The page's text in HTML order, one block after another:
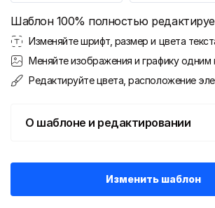
Шаблон 100% полностью
Изменяйте шрифт, размер и цвета
Меняйте изображения и графику одним
Редактируйте цвета, расположение
О шаблоне и редактировании
Изменить шаблон